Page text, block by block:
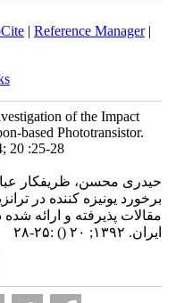
|Reference Manager
of the Impact
based Phototransistor.
20 :25-28
حیدری محسن، ظریفکار
برخورد یونیزه کننده در
مقالات پذیرفته و ارائه شده
ایران. ۱۳۹۲; ۲۰
() :۲۵-۲۸